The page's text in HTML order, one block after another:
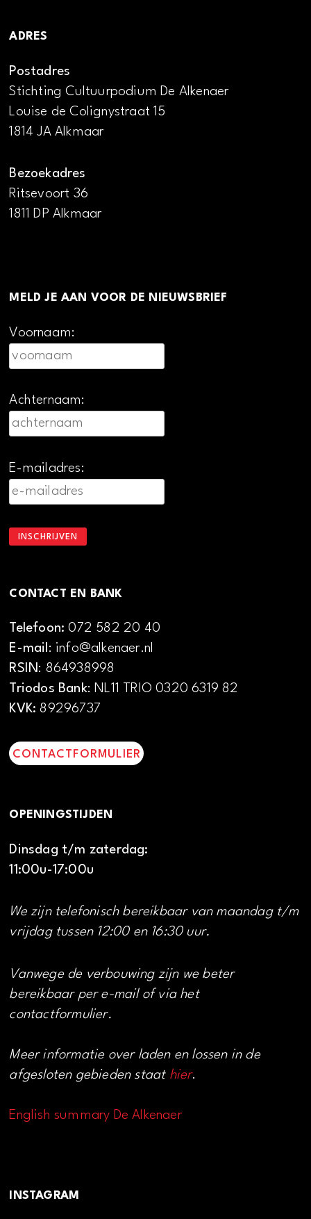
ADRES
Postadres
Stichting Cultuurpodium De Alkenaer
Louise de Colignystraat 15
1814 JA Alkmaar
Bezoekadres
Ritsevoort 36
1811 DP Alkmaar
MELD JE AAN VOOR DE NIEUWSBRIEF
Voornaam:
Achternaam:
E-mailadres:
CONTACT EN BANK
Telefoon:072 582 20 40
E-mail: info@alkenaer.nl
RSIN: 864938998
Triodos Bank: NL11 TRIO 0320 6319 82
KVK: 89296737
CONTACTFORMULIER
OPENINGSTIJDEN
Dinsdag t/m zaterdag:
11:00u-17:00u
We zijn telefonisch bereikbaar van maandag t/m
vrijdag tussen 12:00 en 16:30 uur.
Vanwege de verbouwing zijn we beter
bereikbaar per e-mail of via het
contactformulier.
Meer informatie over laden en lossen in de
afgesloten gebieden staat hier.
English summary De Alkenaer
INSTAGRAM